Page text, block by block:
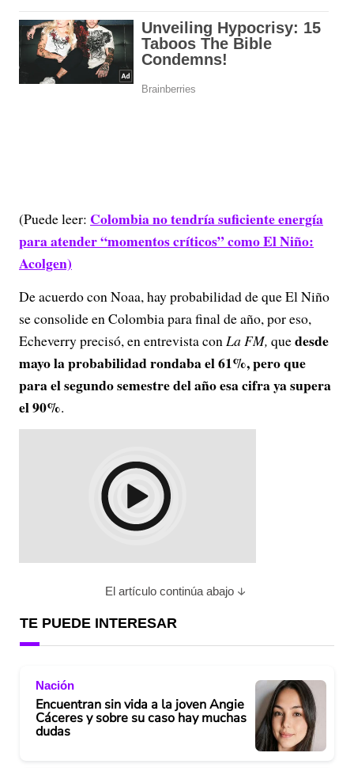
(Puede leer: Colombia no tendría suficiente energía
para atender “momentos críticos” como El Niño:
Acolgen)
De acuerdo con Noaa, hay probabilidad de que El Niño
se consolide en Colombia para final de año, por eso,
Echeverry precisó, en entrevista conLa FM, quedesde
mayo la probabilidad rondaba el 61%, pero que
para el segundo semestre del año esa cifra ya supera
el 90%.
El artículo continúa abajo
TE PUEDE INTERESAR
Nación
Encuentran sin vida a la joven Angie
Cáceres y sobre su caso hay muchas
dudas